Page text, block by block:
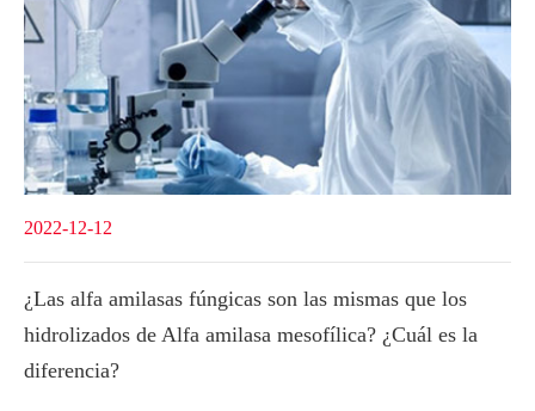
2022-12-12
¿Las alfa amilasas fúngicas son las mismas que los
hidrolizados de Alfa amilasa mesofílica? ¿Cuál es la
diferencia?